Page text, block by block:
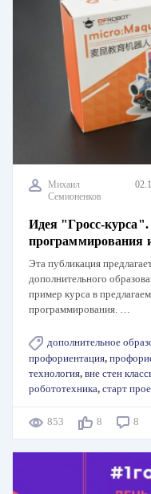
Михаил
Семионенков
Идея "Гросс-курса".
программирования
Эта публикация
дополнительного
пример курса в
программирования. …
дополнительное
профориентация,
технология, вне стен
робототехника, старт
853 8 8